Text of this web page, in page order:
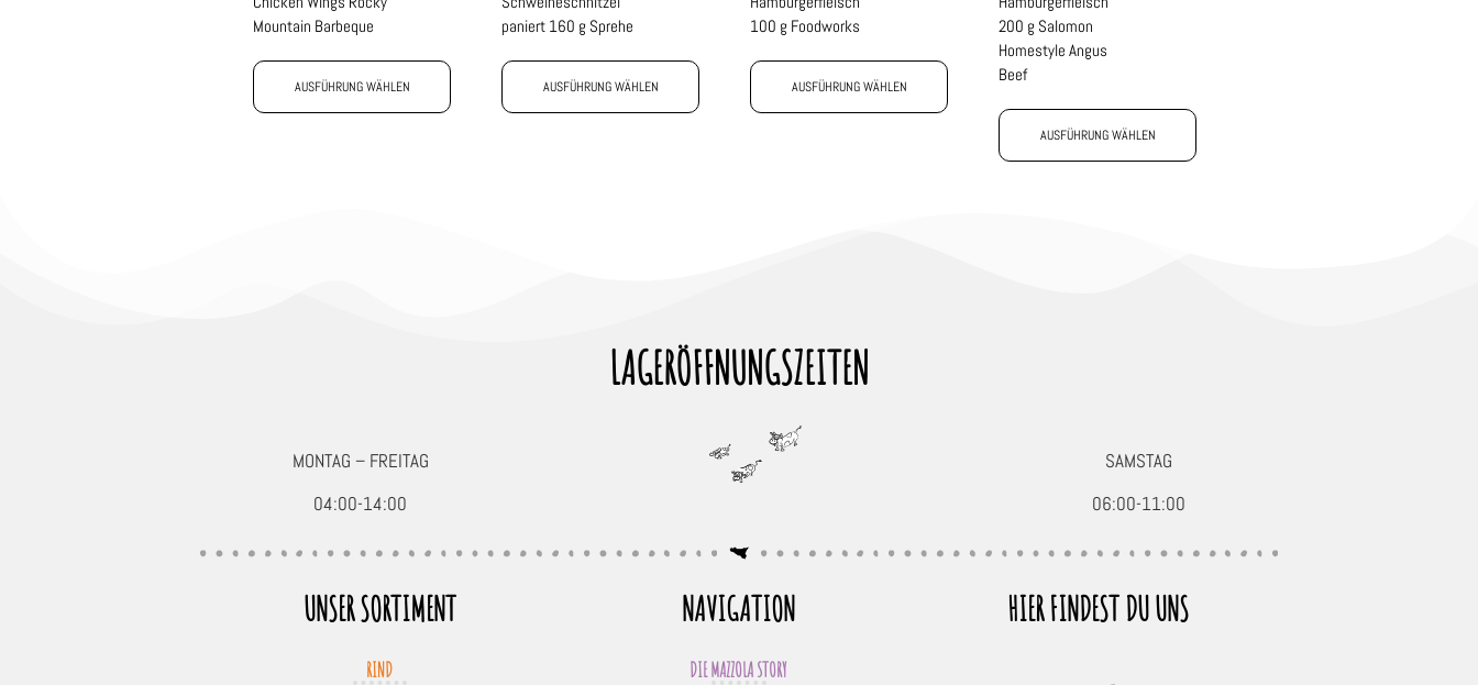
Mountain Barbeque
AUSFÜHRUNG WÄHLEN
paniert 160 g Sprehe
AUSFÜHRUNG WÄHLEN
100 g Foodworks
AUSFÜHRUNG WÄHLEN
200 g Salomon
Homestyle Angus
Beef
AUSFÜHRUNG WÄHLEN
LAGERÖFFNUNGSZEITEN
MONTAG – FREITAG
04:00-14:00
SAMSTAG
06:00-11:00
UNSER SORTIMENT
RIND
NAVIGATION
DIE MAZZOLA STORY
HIER FINDEST DU UNS